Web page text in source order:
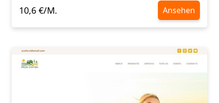
10,6 €/M.
Ansehen